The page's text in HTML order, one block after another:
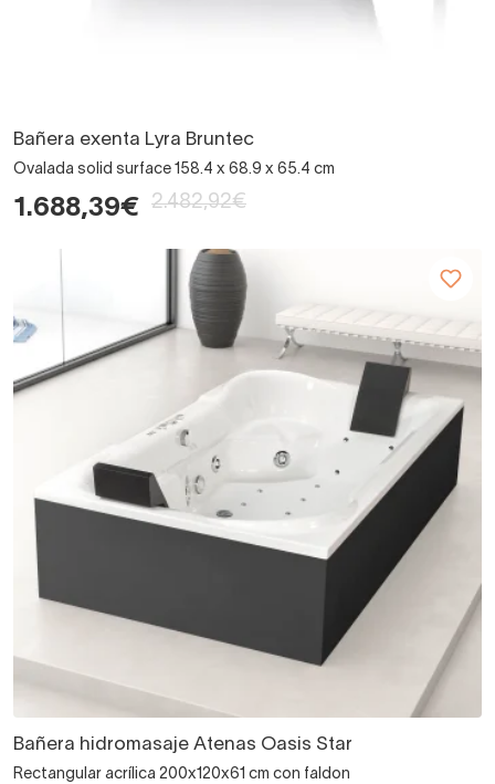
Bañera exenta Lyra Bruntec
Ovalada solid surface 158.4 x 68.9 x 65.4 cm
1.688,39€ 2.482,92€
Bañera hidromasaje Atenas Oasis Star
Rectangular acrílica 200x120x61 cm con faldon